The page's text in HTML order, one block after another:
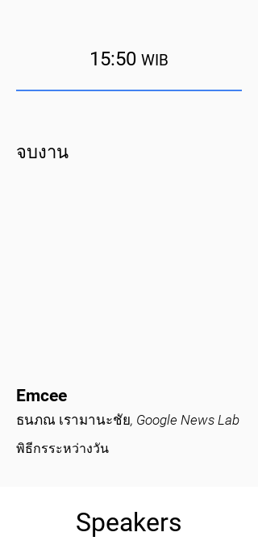
15:50 WIB
จบงาน
Emcee
ธนภณ เรามานะชัย, Google News Lab
พิธีกรระหว่างวัน
Speakers